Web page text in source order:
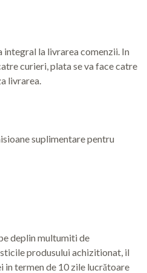
integral la livrarea comenzii. In
curieri, plata se va face catre
livrarea.
suplimentare pentru
deplin multumiti de
produsului achizitionat, il
termen de 10 zile lucrătoare